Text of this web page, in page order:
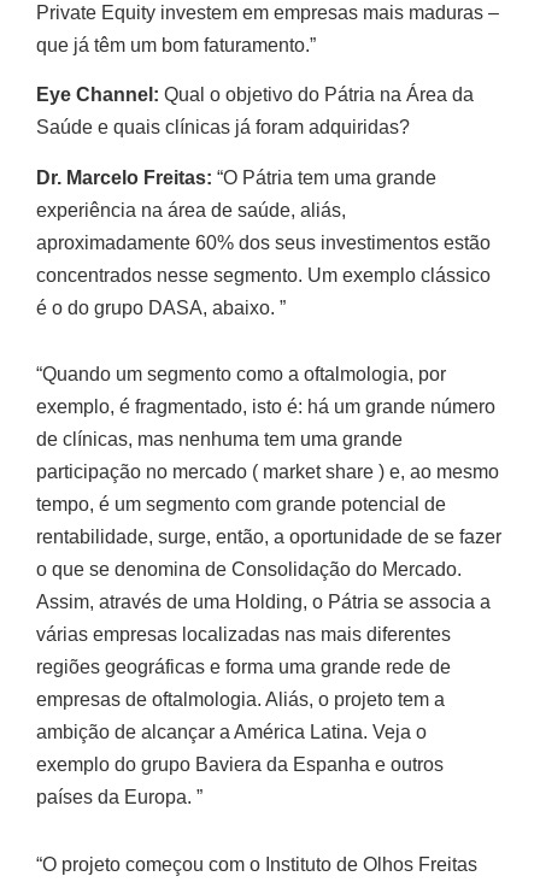
Private Equity investem em empresas mais maduras –
que já têm um bom faturamento.”
Eye Channel: Qual o objetivo do Pátria na Área da
Saúde e quais clínicas já foram adquiridas?
Dr. Marcelo Freitas: “O Pátria tem uma grande
experiência na área de saúde, aliás,
aproximadamente 60% dos seus investimentos estão
concentrados nesse segmento. Um exemplo clássico
é o do grupo DASA, abaixo. ”
“Quando um segmento como a oftalmologia, por
exemplo, é fragmentado, isto é: há um grande número
de clínicas, mas nenhuma tem uma grande
participação no mercado ( market share ) e, ao mesmo
tempo, é um segmento com grande potencial de
rentabilidade, surge, então, a oportunidade de se fazer
o que se denomina de Consolidação do Mercado.
Assim, através de uma Holding, o Pátria se associa a
várias empresas localizadas nas mais diferentes
regiões geográficas e forma uma grande rede de
empresas de oftalmologia. Aliás, o projeto tem a
ambição de alcançar a América Latina. Veja o
exemplo do grupo Baviera da Espanha e outros
países da Europa. ”
“O projeto começou com o Instituto de Olhos Freitas